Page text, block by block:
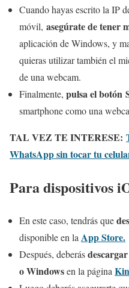
Cuando hayas escrito la IP
móvil, asegúrate de tener
aplicación de Windows, y
quieras utilizar también el
de una webcam.
Finalmente, pulsa el botón
smartphone como una
TAL VEZ TE INTERESE:
WhatsApp sin tocar tu
Para dispositivos
En este caso, tendrás que
disponible en la App Store.
Después, deberás
o Windowsen la página